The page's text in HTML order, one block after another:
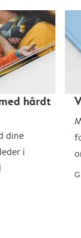
hårdt
dine
i